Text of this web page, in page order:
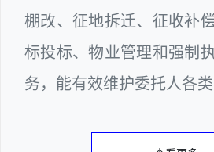
棚改、征地拆迁、征收补
标投标、物业管理和强制
务，能有效维护委托人各类